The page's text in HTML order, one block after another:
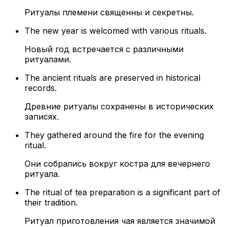
Ритуалы племени священны и секретны.
The new year is welcomed with various rituals.
Новый год встречается с различными
ритуалами.
The ancient rituals are preserved in historical
records.
Древние ритуалы сохранены в исторических
записях.
They gathered around the fire for the evening
ritual.
Они собрались вокруг костра для вечернего
ритуала.
The ritual of tea preparation is a significant part of
their tradition.
Ритуал приготовления чая является значимой